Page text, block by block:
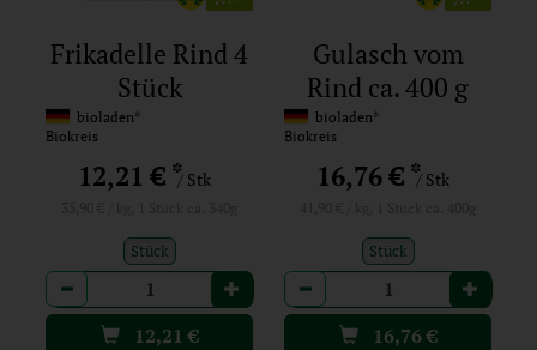
Frikadelle Rind 4
Stück
bioladen*
Biokreis
12,21 € */ Stk
Stück
Anzahl
12,21€
Gulasch vom
Rind ca. 400 g
bioladen*
Biokreis
16,76 € */ Stk
Stück
Anzahl
16,76€